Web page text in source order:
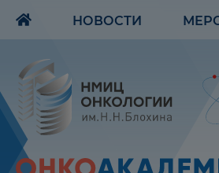
НОВОСТИ